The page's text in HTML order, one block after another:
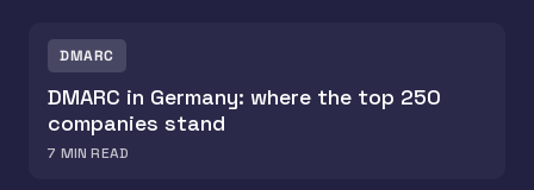
DMARC
DMARC in Germany: where the top 250
companies stand
7 MIN READ